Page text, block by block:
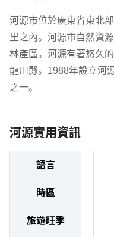
河源市位於廣東省東北
里之內。河源市自然資
林產區。河源有著悠久
龍川縣。1988年設立河
之一。
河源實用資訊
語言
時區
旅遊旺季